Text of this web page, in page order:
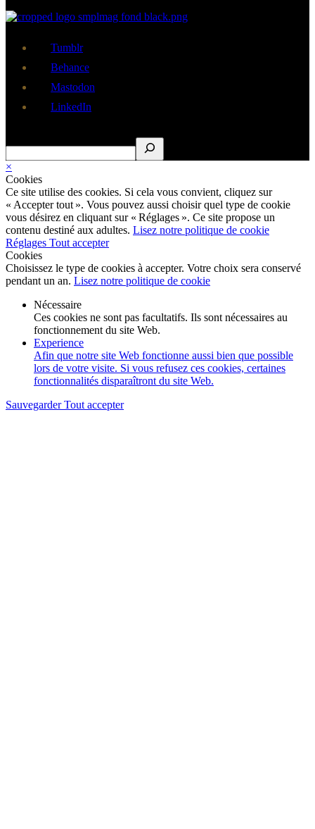
Tumblr
Behance
Mastodon
LinkedIn
×
Cookies
Ce site utilise des cookies. Si cela vous convient, cliquez sur
« Accepter tout ». Vous pouvez aussi choisir quel type de cookie
vous désirez en cliquant sur « Réglages ». Ce site propose un
contenu destiné aux adultes. Lisez notre politique de cookie
Réglages Tout accepter
Cookies
Choisissez le type de cookies à accepter. Votre choix sera conservé
pendant un an. Lisez notre politique de cookie
Nécessaire
Ces cookies ne sont pas facultatifs. Ils sont nécessaires au
fonctionnement du site Web.
Experience
Afin que notre site Web fonctionne aussi bien que possible
lors de votre visite. Si vous refusez ces cookies, certaines
fonctionnalités disparaîtront du site Web.
SauvegarderTout accepter